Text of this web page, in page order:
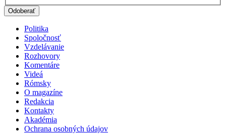
Politika
Spoločnosť
Vzdelávanie
Rozhovory
Komentáre
Videá
Rómsky
O magazíne
Redakcia
Kontakty
Akadémia
Ochrana osobných údajov